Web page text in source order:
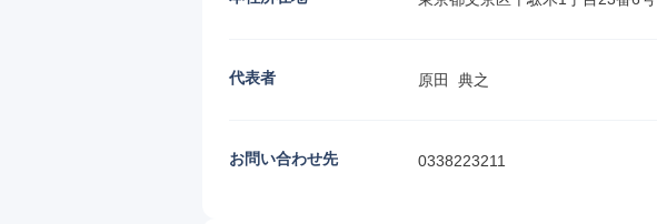
代表者 原田  典之
お問い合わせ先 0338223211